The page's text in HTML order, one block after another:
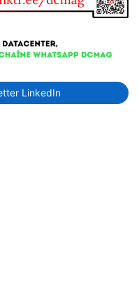
LinkedIn